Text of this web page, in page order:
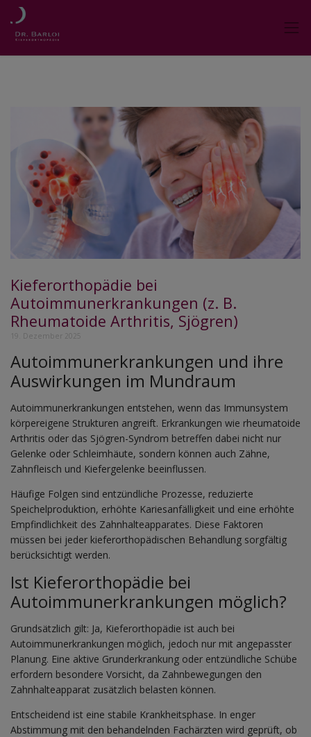
Kieferorthopädie bei
Autoimmunerkrankungen (z. B.
Rheumatoide Arthritis, Sjögren)
19. Dezember 2025
Autoimmunerkrankungen und ihre
Auswirkungen im Mundraum
Autoimmunerkrankungen entstehen, wenn das Immunsystem
körpereigene Strukturen angreift. Erkrankungen wie rheumatoide
Arthritis oder das Sjögren-Syndrom betreffen dabei nicht nur
Gelenke oder Schleimhäute, sondern können auch Zähne,
Zahnfleisch und Kiefergelenke beeinflussen.
Häufige Folgen sind entzündliche Prozesse, reduzierte
Speichelproduktion, erhöhte Kariesanfälligkeit und eine erhöhte
Empfindlichkeit des Zahnhalteapparates. Diese Faktoren
müssen bei jeder kieferorthopädischen Behandlung sorgfältig
berücksichtigt werden.
Ist Kieferorthopädie bei
Autoimmunerkrankungen möglich?
Grundsätzlich gilt: Ja, Kieferorthopädie ist auch bei
Autoimmunerkrankungen möglich, jedoch nur mit angepasster
Planung. Eine aktive Grunderkrankung oder entzündliche Schübe
erfordern besondere Vorsicht, da Zahnbewegungen den
Zahnhalteapparat zusätzlich belasten können.
Entscheidend ist eine stabile Krankheitsphase. In enger
Abstimmung mit den behandelnden Fachärzten wird geprüft, ob